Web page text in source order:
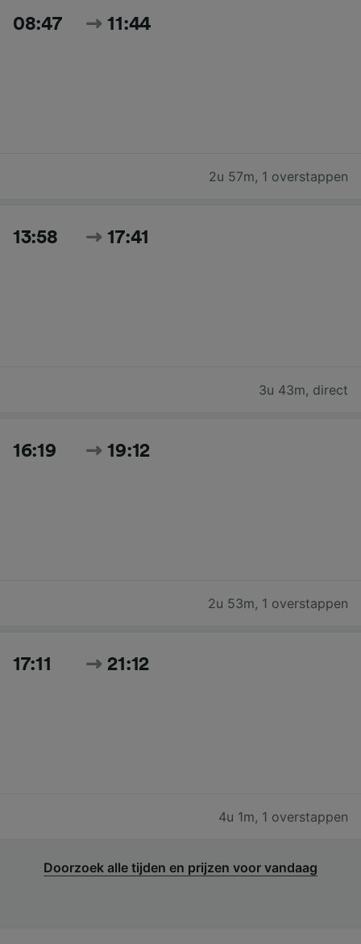
08:47 11:44
2u 57m, 1 overstappen
13:58 17:41
3u 43m, direct
16:19 19:12
2u 53m, 1 overstappen
17:11 21:12
4u 1m, 1 overstappen
Doorzoek alle tijden en prijzen voor vandaag